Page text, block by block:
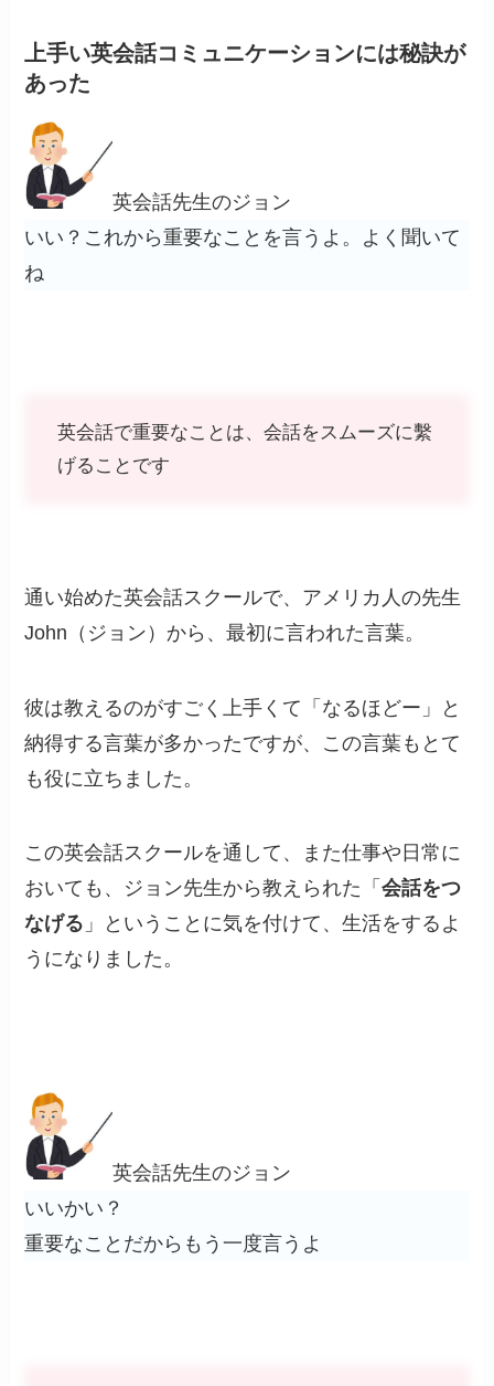
上手い英会話コミュニケーションには秘訣が
あった
英会話先生のジョン
いい？これから重要なことを言うよ。よく聞いて
ね
英会話で重要なことは、会話をスムーズに繫
げることです
通い始めた英会話スクールで、アメリカ人の先生
John（ジョン）から、最初に言われた言葉。
彼は教えるのがすごく上手くて「なるほどー」と
納得する言葉が多かったですが、この言葉もとて
も役に立ちました。
この英会話スクールを通して、また仕事や日常に
おいても、ジョン先生から教えられた「会話をつ
なげる 」ということに気を付けて、生活をするよ
うになりました。
英会話先生のジョン
いいかい？
重要なことだからもう一度言うよ